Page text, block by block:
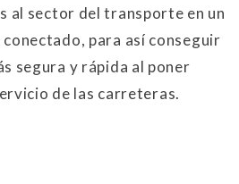
al sector del transporte en un
conectado, para así conseguir
segura y rápida al poner
de las carreteras.